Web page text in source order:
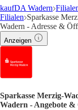
kaufDA Wadern
Filialen Sparkasse
Wadern - Adresse &
Anzeigen
Sparkasse Merzig-
Wadern - Angebote &